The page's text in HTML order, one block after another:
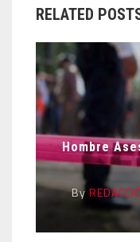
RELATED
Hombre
By